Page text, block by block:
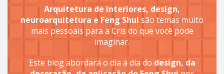
Arquitetura de interiores, design,
neuroarquitetura e Feng Shui são temas muito
mais pessoais para a Cris do que você pode
imaginar.
Este blog abordará o dia a dia do design, da